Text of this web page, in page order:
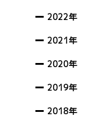
2022年
2021年
2020年
2019年
2018年